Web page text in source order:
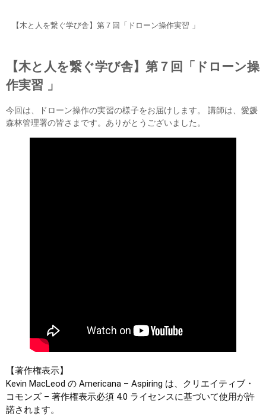
【木と人を繋ぐ学び舎】第７回「ドローン操作実習 」
【木と人を繋ぐ学び舎】第７回「ドローン操
作実習 」
今回は、ドローン操作の実習の様子をお届けします。 講師は、愛媛
森林管理署の皆さまです。ありがとうございました。
【著作権表示】
Kevin MacLeod の Americana – Aspiring は、クリエイティブ・
コモンズ – 著作権表示必須 4.0 ライセンスに基づいて使用が許
諾されます。